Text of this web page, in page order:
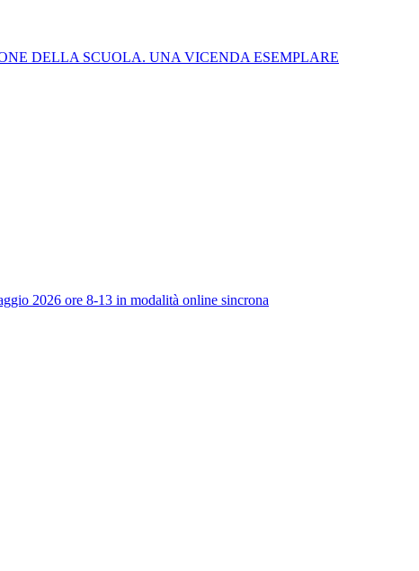
DELLA SCUOLA. UNA VICENDA ESEMPLARE
2026 ore 8-13 in modalità online sincrona